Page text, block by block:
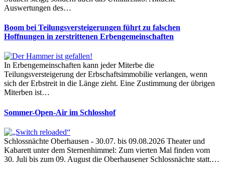
Auswertungen des…
Boom bei Teilungsversteigerungen führt zu falschen
Hoffnungen in zerstrittenen Erbengemeinschaften
In Erbengemeinschaften kann jeder Miterbe die
Teilungsversteigerung der Erbschaftsimmobilie verlangen, wenn
sich der Erbstreit in die Länge zieht. Eine Zustimmung der übrigen
Miterben ist…
Sommer-Open-Air im Schlosshof
Schlossnächte Oberhausen - 30.07. bis 09.08.2026 Theater und
Kabarett unter dem Sternenhimmel: Zum vierten Mal finden vom
30. Juli bis zum 09. August die Oberhausener Schlossnächte statt.…